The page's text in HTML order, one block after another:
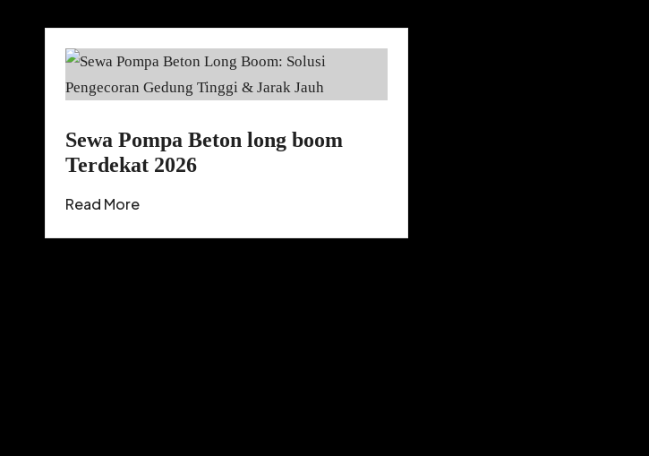
Sewa Pompa Beton long boom
Terdekat 2026
Read More